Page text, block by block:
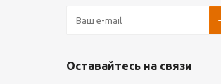
Оставайтесь на связи